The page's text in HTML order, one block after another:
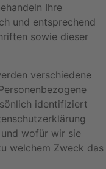
Ihre
und entsprechend
sowie dieser
verschiedene
identifiziert
wofür wir sie
welchem Zweck das